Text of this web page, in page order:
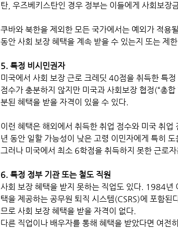
탄, 우즈베키스탄인 경우 정부는 이들에게 사회보장
쿠바와 북한을 제외한 모든 국가에서는 예외가 적용
동안 사회 보장 혜택을 계속 받을 수 있는지 또는 제
5. 특정 비시민권자
미국에서 사회 보장 근로 크레딧 40점을 취득한 특
점수가 충분하지 않지만 미국과 사회보장 협정(“총
분된 혜택을 받을 자격이 있을 수 있다.
이런 혜택은 해외에서 취득한 취업 점수와 미국 취
년 동안 일할 가능성이 낮은 고령 이민자에게 특히
그러나 미국에서 최소 6학점을 취득하지 못한 근로
6. 특정 정부 기관 또는 철도 직원
사회 보장 혜택을 받지 못하는 직업도 있다. 1984년
택을 제공하는 공무원 퇴직 시스템(CSRS)에 포함
므로 사회 보장 혜택을 받을 자격이 없다.
다른 직업이나 배우자를 통해 혜택을 받았다면 여전